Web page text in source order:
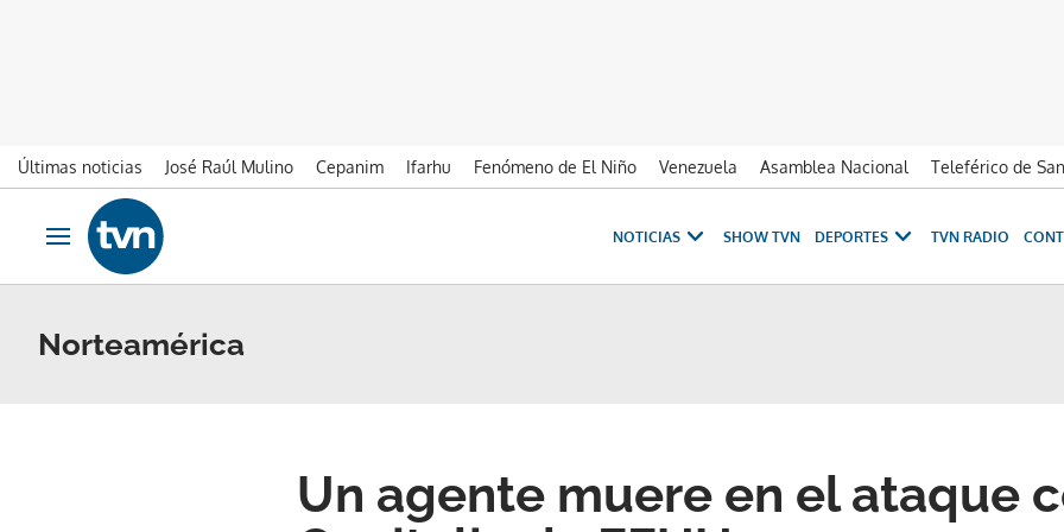
Últimas noticias José Raúl Mulino Cepanim Ifarhu Fenómeno de El Niño Venezuela Asamblea Nacional Teleférico de
Ir al contenido
Obrir navegació
NOTICIAS SHOW TVN DEPORTES TVN RADIO
Norteamérica
Un agente muere en el ataque